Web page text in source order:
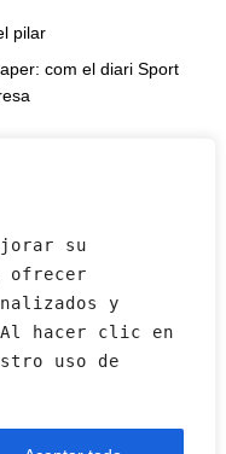
su
ofrecer
y
hacer clic en
uso de
pilar
com el diari Sport